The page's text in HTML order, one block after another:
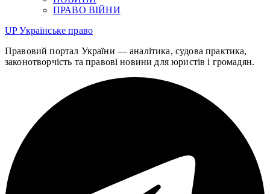
ПРАВО ВІЙНИ
UPУкраїнське право
Правовий портал України — аналітика, судова практика,
законотворчість та правові новини для юристів і громадян.